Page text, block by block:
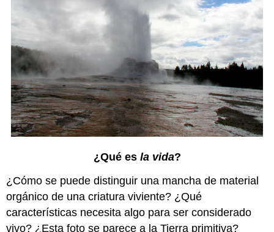
¿Qué es la vida?
¿Cómo se puede distinguir una mancha de material
orgánico de una criatura viviente? ¿Qué
características necesita algo para ser considerado
vivo? ¿Esta foto se parece a la Tierra primitiva?